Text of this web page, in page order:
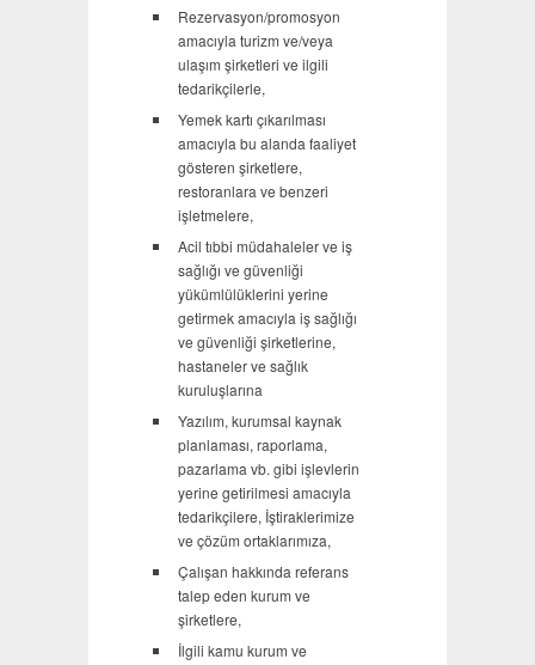
Rezervasyon/promosyon
amacıyla turizm ve/veya
ulaşım şirketleri ve ilgili
tedarikçilerle,
Yemek kartı çıkarılması
amacıyla bu alanda faaliyet
gösteren şirketlere,
restoranlara ve benzeri
işletmelere,
Acil tıbbi müdahaleler ve iş
sağlığı ve güvenliği
yükümlülüklerini yerine
getirmek amacıyla iş sağlığı
ve güvenliği şirketlerine,
hastaneler ve sağlık
kuruluşlarına
Yazılım, kurumsal kaynak
planlaması, raporlama,
pazarlama vb. gibi işlevlerin
yerine getirilmesi amacıyla
tedarikçilere, İştiraklerimize
ve çözüm ortaklarımıza,
Çalışan hakkında referans
talep eden kurum ve
şirketlere,
İlgili kamu kurum ve